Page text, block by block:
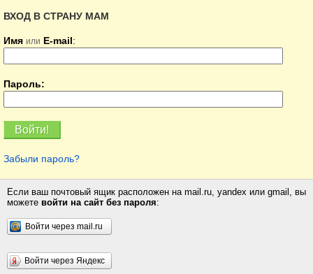
ВХОД В СТРАНУ МАМ
Имя или E-mail:
Пароль:
Забыли пароль?
Если ваш почтовый ящик расположен на mail.ru, yandex или gmail, вы
можете войти на сайт без пароля:
Войти через mail.ru
Войти через Яндекс